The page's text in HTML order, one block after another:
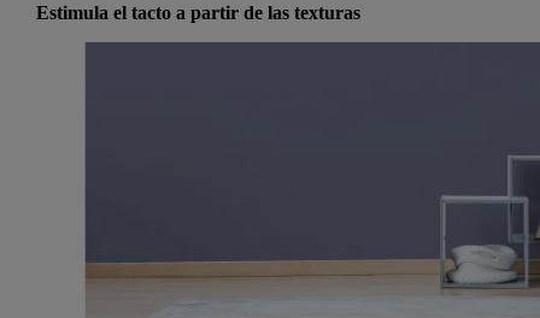
Estimula el tacto a partir de las texturas